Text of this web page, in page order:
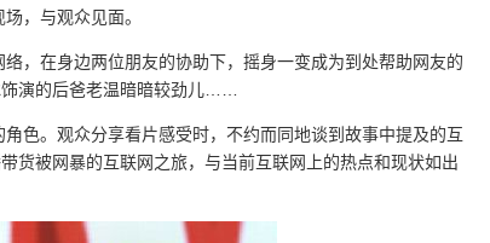
，与观众见面。
，在身边两位朋友的协助下，摇身一变成为到处帮助网友的
演的后爸老温暗暗较劲儿……
色。观众分享看片感受时，不约而同地谈到故事中提及的互
货被网暴的互联网之旅，与当前互联网上的热点和现状如出